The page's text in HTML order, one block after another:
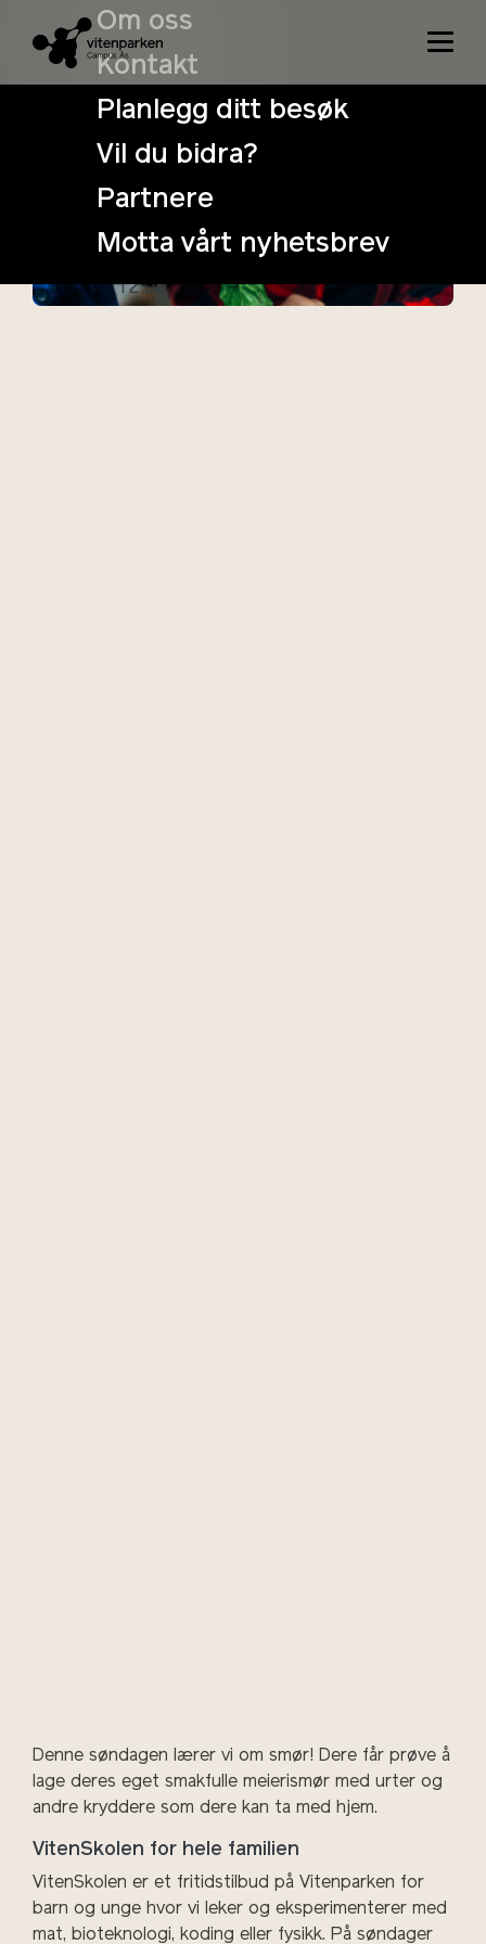
Om oss
Kontakt
Planlegg ditt besøk
Vil du bidra?
Partnere
Motta vårt nyhetsbrev
VitenSøndag –
Lek med maten
14. October Tidspunkt:
12:00
Denne søndagen lærer vi om smør! Dere får prøve å
lage deres eget smakfulle meierismør med urter og
andre kryddere som dere kan ta med hjem.
VitenSkolen for hele familien
VitenSkolen er et fritidstilbud på Vitenparken for
barn og unge hvor vi leker og eksperimenterer med
mat, bioteknologi, koding eller fysikk. På søndager